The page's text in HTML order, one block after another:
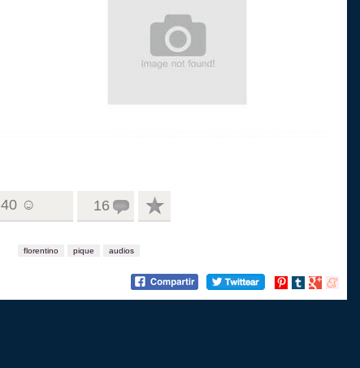
40 ☺ 16
florentino pique audios
Compartir
Compartir
Compartir